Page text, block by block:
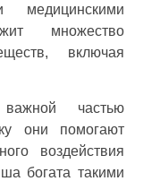
медицинскими
множество
включая
частью
они помогают
воздействия
богата такими